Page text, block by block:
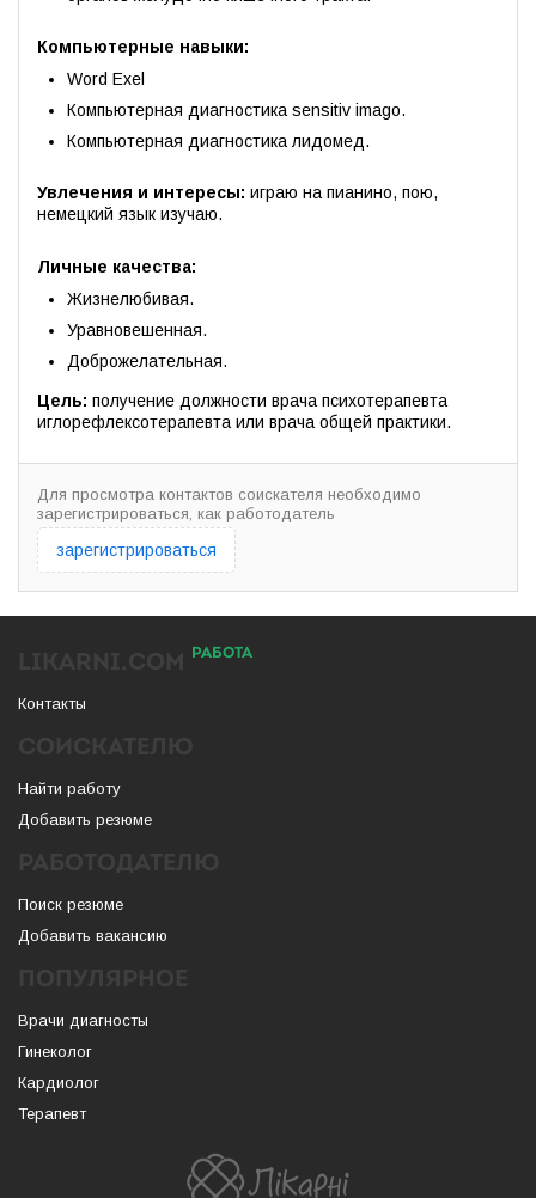
Компьютерные навыки:
Word Exel
Компьютерная диагностика sensitiv imago.
Компьютерная диагностика лидомед.
Увлечения и интересы: играю на пианино, пою,
немецкий язык изучаю.
Личные качества:
Жизнелюбивая.
Уравновешенная.
Доброжелательная.
Цель: получение должности врача психотерапевта
иглорефлексотерапевта или врача общей практики.
Для просмотра контактов соискателя необходимо
зарегистрироваться, как работодатель
зарегистрироваться
РАБОТА
Контакты
Найти работу
Добавить резюме
Поиск резюме
Добавить вакансию
Врачи диагносты
Гинеколог
Кардиолог
Терапевт